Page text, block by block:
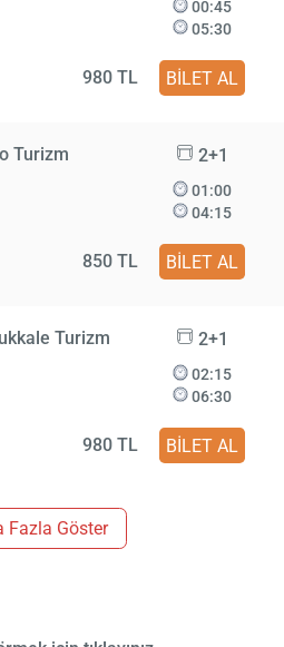
00:45
05:30
980 TL BİLET AL
Turizm 2+1
01:00
04:15
850 TL BİLET AL
Turizm 2+1
02:15
06:30
980 TL BİLET AL
Fazla Göster